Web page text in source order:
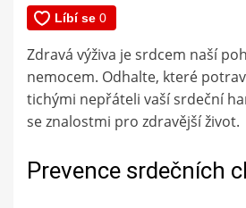
Zdravá výživa je srdcem naší
nemocem. Odhalte, které
tichými nepřáteli vaší srdeční
se znalostmi pro zdravější život.
Prevence srdečních